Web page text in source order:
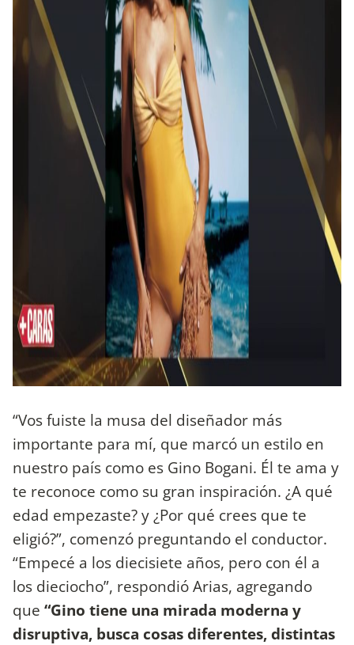
“Vos fuiste la musa del diseñador más
importante para mí, que marcó un estilo en
nuestro país como es Gino Bogani. Él te ama y
te reconoce como su gran inspiración. ¿A qué
edad empezaste? y ¿Por qué crees que te
eligió?”, comenzó preguntando el conductor.
“Empecé a los diecisiete años, pero con él a
los dieciocho”, respondió Arias, agregando
que “Gino tiene una mirada moderna y
disruptiva, busca cosas diferentes, distintas